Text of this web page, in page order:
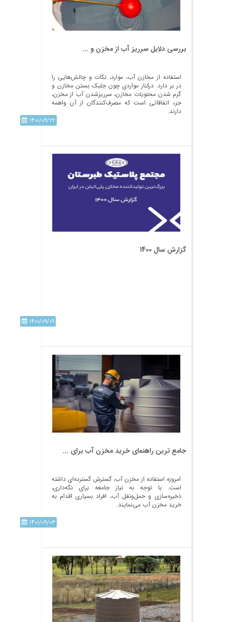
۱۴۰۱/۰۹/۲۲
بررسی دلایل سرریز آب از مخزن و ...
استفاده از مخازن آب، موارد، نکات و چالش‌هایی را
در بر دارد. درکنار مواردی چون جلبک بستن مخازن و
گرم شدن محتویات مخازن، سرریزشدن آب از مخزن،
جزء اتفاقاتی است که مصرف‌کنندگان از آن واهمه
دارند.
۱۴۰۱/۰۹/۰۹
گزارش سال 1400
۱۴۰۱/۰۹/۰۳
جامع ترین راهنمای خرید مخزن آب برای ...
امروزه استفاده از مخزن آب، گسترش گسترده‌ای داشته
است. با توجه به نیاز جامعه برای نگه‌داری،
ذخیره‌سازی و حمل‌ونقل آب، افراد بسیاری اقدام به
خرید مخزن آب می‌نمایند.